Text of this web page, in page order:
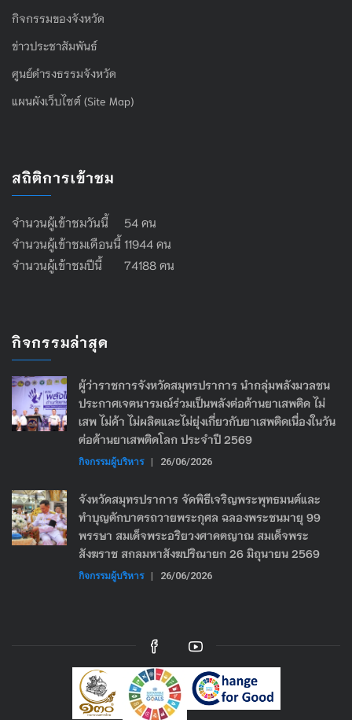
กิจกรรมของจังหวัด
ข่าวประชาสัมพันธ์
ศูนย์ดำรงธรรมจังหวัด
แผนผังเว็บไซต์ (Site Map)
สถิติการเข้าชม
จำนวนผู้เข้าชมวันนี้ 54 คน
จำนวนผู้เข้าชมเดือนนี้ 11944 คน
จำนวนผู้เข้าชมปีนี้ 74188 คน
กิจกรรมล่าสุด
ผู้ว่าราชการจังหวัดสมุทรปราการ นำกลุ่มพลังมวลชน
ประกาศเจตนารมณ์ร่วมเป็นพลังต่อต้านยาเสพติด ไม่
เสพ ไม่ค้า ไม่ผลิตและไม่ยุ่งเกี่ยวกับยาเสพติดเนื่องในวัน
ต่อต้านยาเสพติดโลก ประจำปี 2569
กิจกรรมผู้บริหาร | 26/06/2026
จังหวัดสมุทรปราการ จัดพิธีเจริญพระพุทธมนต์และ
ทำบุญตักบาตรถวายพระกุศล ฉลองพระชนมายุ 99
พรรษา สมเด็จพระอริยวงศาคตญาณ สมเด็จพระ
สังฆราช สกลมหาสังฆปริณายก 26 มิถุนายน 2569
กิจกรรมผู้บริหาร | 26/06/2026